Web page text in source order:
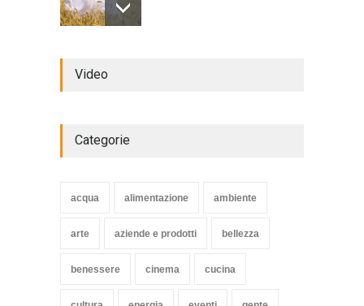
HEALTH 15 Novembre 2014
Video
Categorie
acqua alimentazione ambiente
arte aziende e prodotti bellezza
benessere cinema cucina